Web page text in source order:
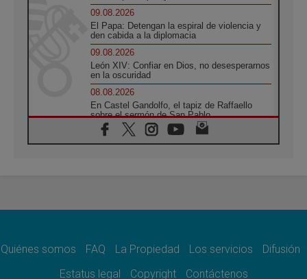
09.08.2026
El Papa: Detengan la espiral de violencia y
den cabida a la diplomacia
09.08.2026
León XIV: Confiar en Dios, no desesperarnos
en la oscuridad
08.08.2026
En Castel Gandolfo, el tapiz de Raffaello
sobre el sermón de San Pablo
08.08.2026
En Colombia, «la paz no se compra con una
08.08.2026
08.08.2026
del Buen Consejo de Genazzano
Quiénes somos FAQ La Propiedad Los servicios
Difusión
Estatus legal
Copyright Contáctenos